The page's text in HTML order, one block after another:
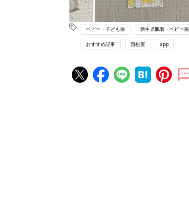
ベビー・子ども服 新生児肌着・ベビー服
おすすめ記事 西松屋 app